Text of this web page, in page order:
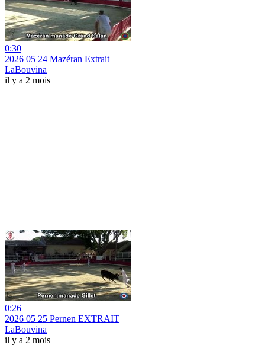
0:30
2026 05 24 Mazéran Extrait
LaBouvina
il y a 2 mois
0:26
2026 05 25 Pernen EXTRAIT
LaBouvina
il y a 2 mois